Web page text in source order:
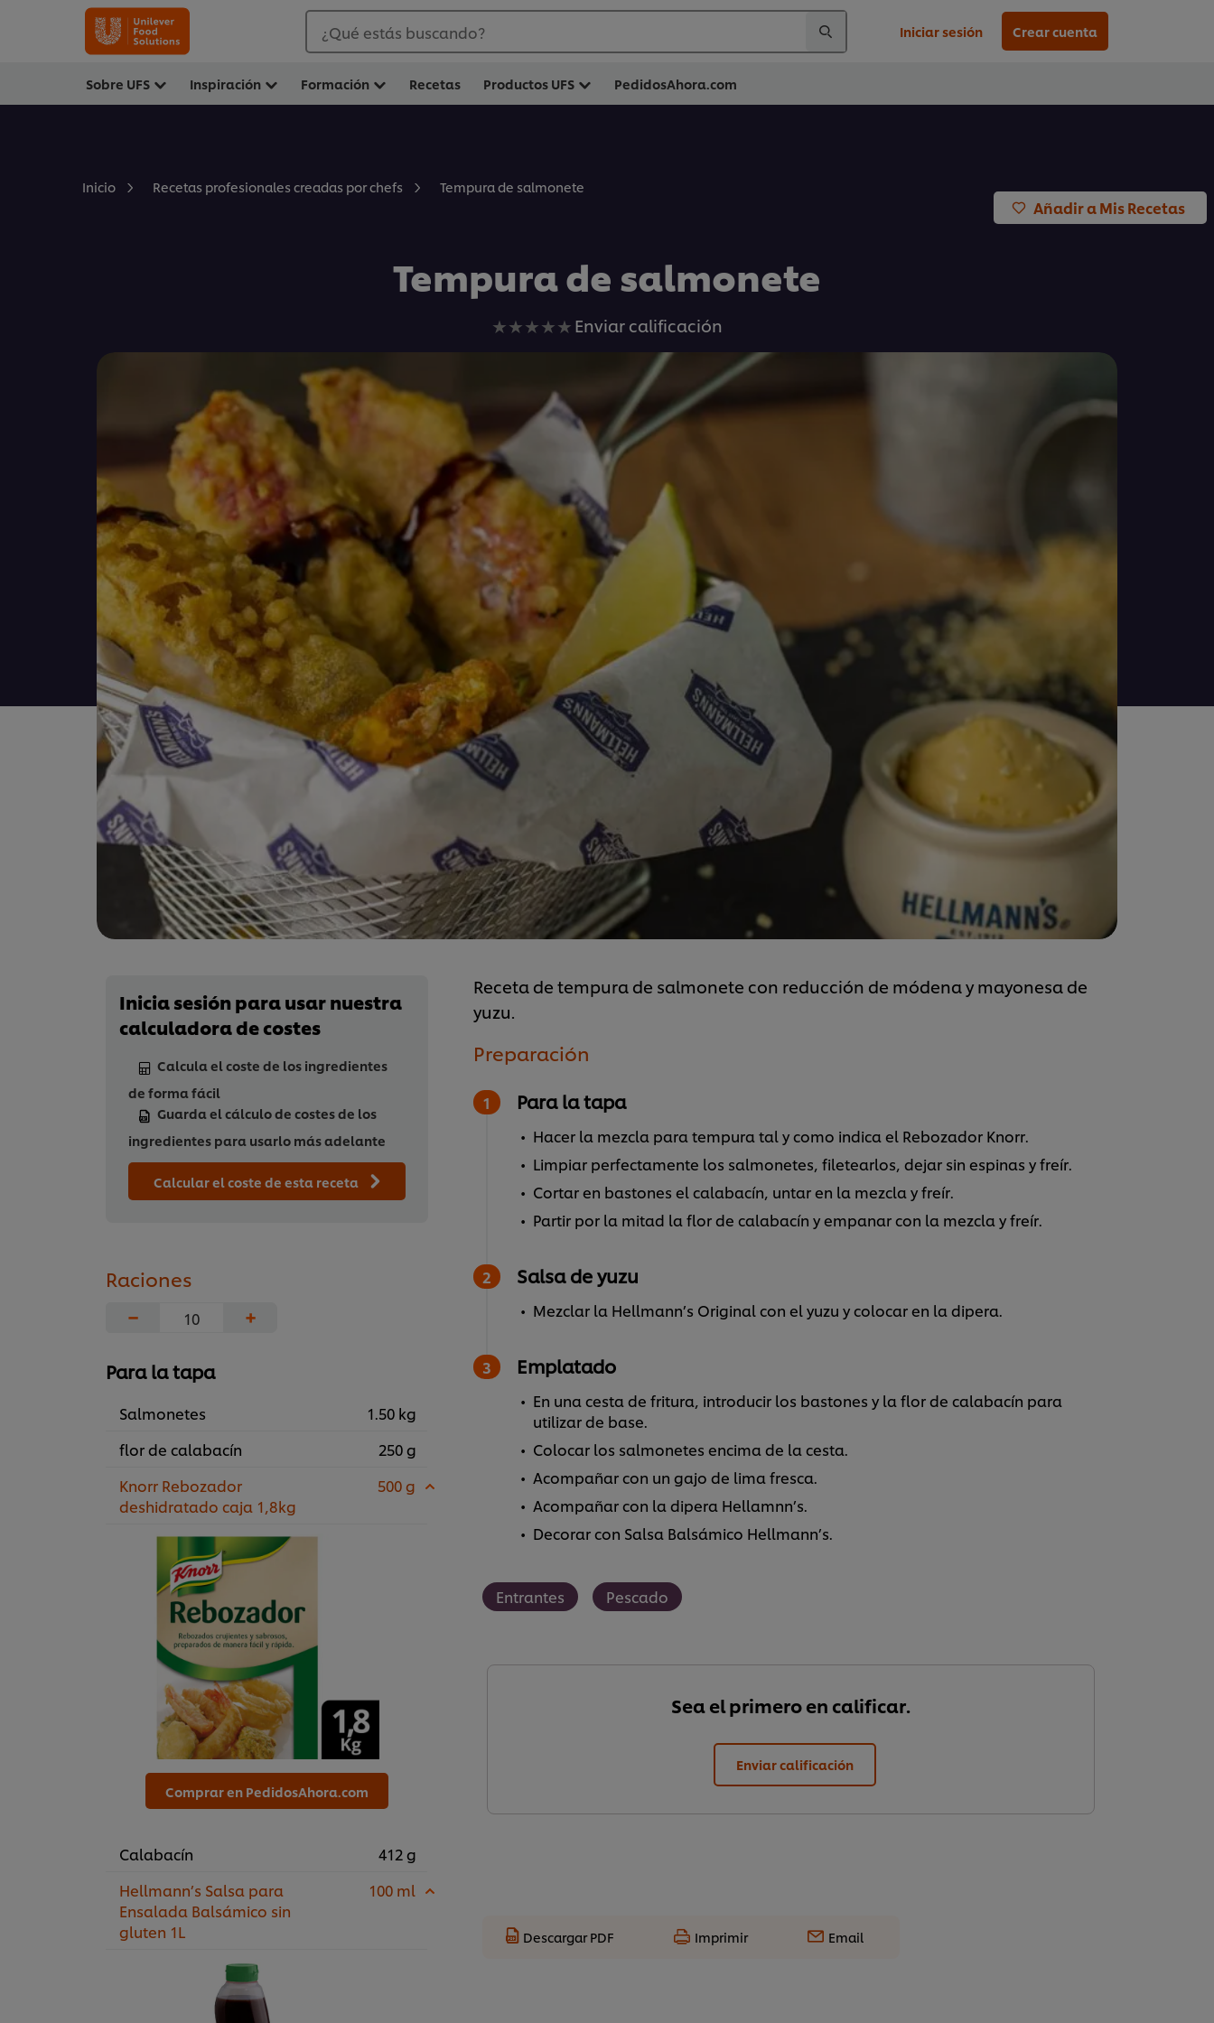
¿Qué estás buscando? Iniciar sesión Crear cuenta
Sobre UFS Inspiración Formación Recetas Productos UFS PedidosAhora.com
Inicio Recetas profesionales creadas por chefs Tempura de salmonete
Añadir a Mis Recetas
Tempura de salmonete
No
enviado
calificaciones
para
este
recipe
Enviar calificación
Inicia sesión para usar nuestra
calculadora de costes
Calcula el coste de los ingredientes
de forma fácil
Guarda el cálculo de costes de los
ingredientes para usarlo más adelante
Calcular el coste de esta receta
Raciones
−
+
Para la tapa
Salmonetes
1.50 kg
flor de calabacín
250 g
Knorr Rebozador
deshidratado caja 1,8kg
500 g
Comprar en PedidosAhora.com
Calabacín
412 g
Hellmann’s Salsa para
Ensalada Balsámico sin
gluten 1L
100 ml
Receta de tempura de salmonete con reducción de módena y mayonesa de
yuzu.
Preparación
Para la tapa
Hacer la mezcla para tempura tal y como indica el Rebozador Knorr.
Limpiar perfectamente los salmonetes, filetearlos, dejar sin espinas y freír.
Cortar en bastones el calabacín, untar en la mezcla y freír.
Partir por la mitad la flor de calabacín y empanar con la mezcla y freír.
Salsa de yuzu
Mezclar la Hellmann’s Original con el yuzu y colocar en la dipera.
Emplatado
En una cesta de fritura, introducir los bastones y la flor de calabacín para
utilizar de base.
Colocar los salmonetes encima de la cesta.
Acompañar con un gajo de lima fresca.
Acompañar con la dipera Hellamnn’s.
Decorar con Salsa Balsámico Hellmann’s.
Entrantes Pescado
Sea el primero en calificar.
Enviar calificación
Descargar PDF Imprimir Email